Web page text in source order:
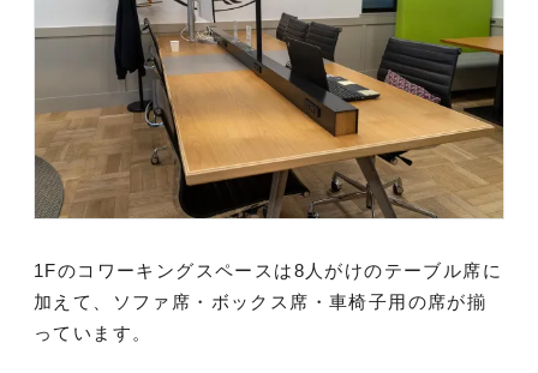
1Fのコワーキングスペースは8人がけのテーブル席に
加えて、ソファ席・ボックス席・車椅子用の席が揃
っています。